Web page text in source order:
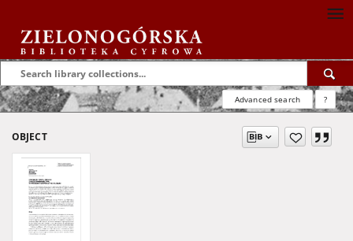
Advanced search ?
OBJECT